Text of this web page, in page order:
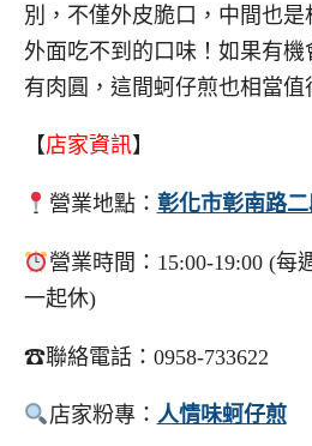
別，不僅外皮脆口，中間也
外面吃不到的口味！如果有
有肉圓，這間蚵仔煎也相當值
【店家資訊】
營業地點： 彰化市彰南路二
營業時間：15:00-19:00 (每
一起休)
☎聯絡電話：0958-733622
店家粉專： 人情味蚵仔煎